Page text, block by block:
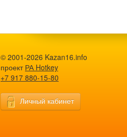
© 2001-2026 Kazan16.info
проект РА Hotkey
+7 917 880-15-80
Личный кабинет